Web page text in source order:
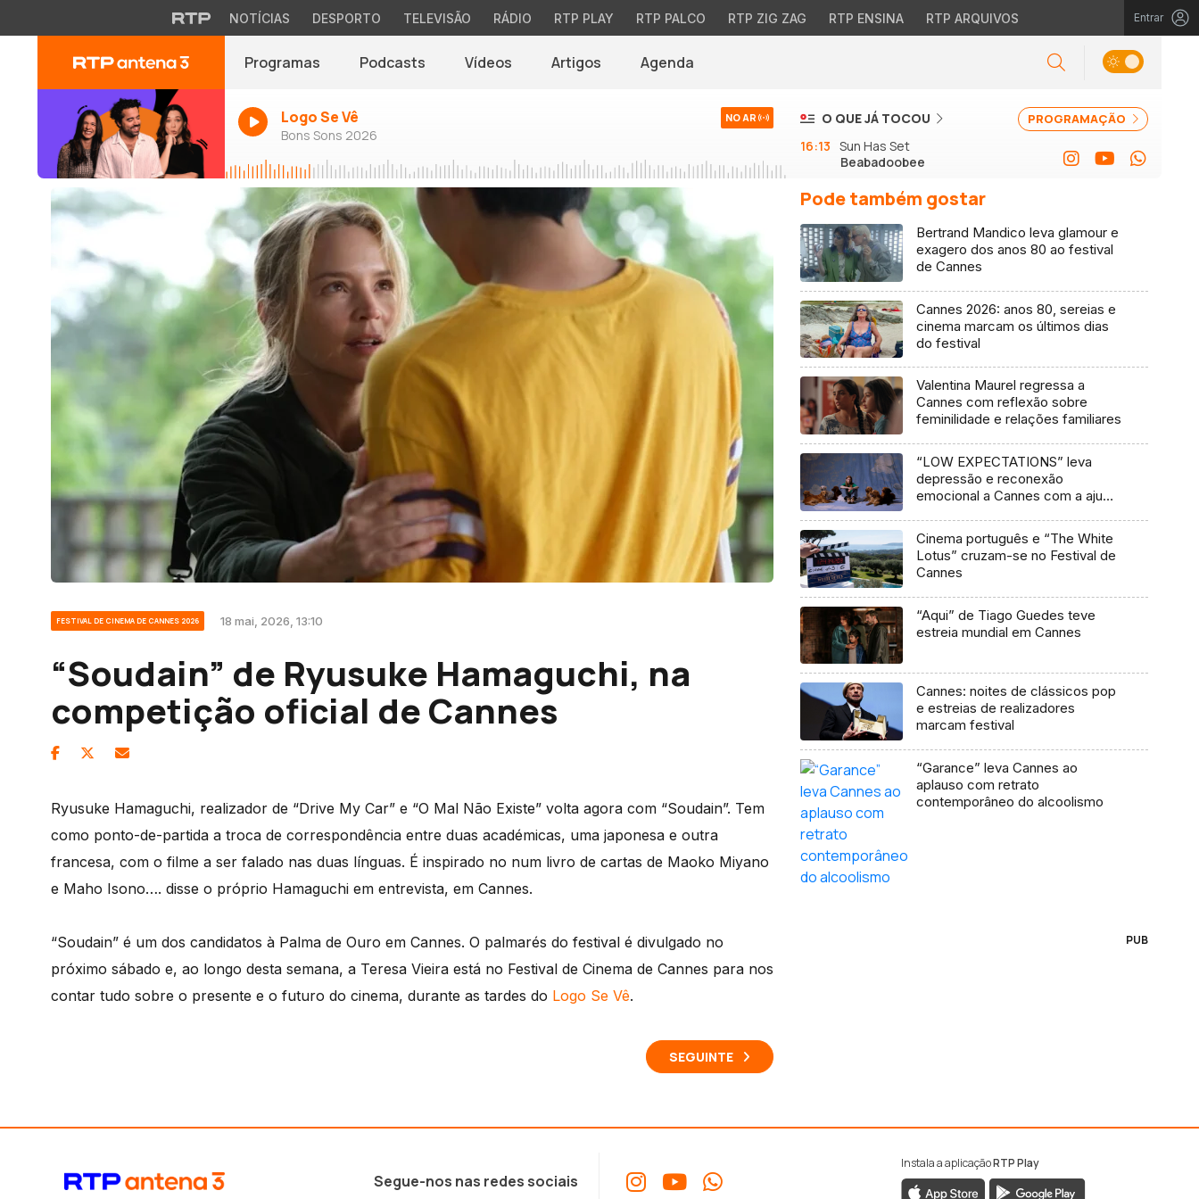
NOTÍCIAS DESPORTO TELEVISÃO RÁDIO RTP PLAY RTP PALCO RTP ZIG ZAG RTP ENSINA RTP ARQUIVOS Entrar
Programas Podcasts Vídeos Artigos Agenda
Logo Se Vê
Bons Sons 2026
NO AR PROGRAMAÇÃO
O QUE JÁ TOCOU
16:13 Sun Has Set
Beabadoobee
FESTIVAL DE CINEMA DE CANNES 2026 18 mai, 2026, 13:10
“Soudain” de Ryusuke Hamaguchi, na
competição oficial de Cannes
Ryusuke Hamaguchi, realizador de “Drive My Car” e “O Mal Não Existe” volta agora com “Soudain”. Tem
como ponto-de-partida a troca de correspondência entre duas académicas, uma japonesa e outra
francesa, com o filme a ser falado nas duas línguas. É inspirado no num livro de cartas de Maoko Miyano
e Maho Isono…. disse o próprio Hamaguchi em entrevista, em Cannes.
“Soudain” é um dos candidatos à Palma de Ouro em Cannes. O palmarés do festival é divulgado no
próximo sábado e, ao longo desta semana, a Teresa Vieira está no Festival de Cinema de Cannes para nos
contar tudo sobre o presente e o futuro do cinema, durante as tardes do Logo Se Vê.
SEGUINTE
Pode também gostar
Bertrand Mandico leva glamour e
exagero dos anos 80 ao festival
de Cannes
Cannes 2026: anos 80, sereias e
cinema marcam os últimos dias
do festival
Valentina Maurel regressa a
Cannes com reflexão sobre
feminilidade e relações familiares
“LOW EXPECTATIONS” leva
depressão e reconexão
emocional a Cannes com a ajuda
Cinema português e “The White
Lotus” cruzam-se no Festival de
Cannes
“Aqui” de Tiago Guedes teve
estreia mundial em Cannes
Cannes: noites de clássicos pop
e estreias de realizadores
marcam festival
“Garance” leva Cannes ao
aplauso com retrato
contemporâneo do alcoolismo
PUB
Segue-nos nas redes sociais
Instala a aplicaçãoRTP Play